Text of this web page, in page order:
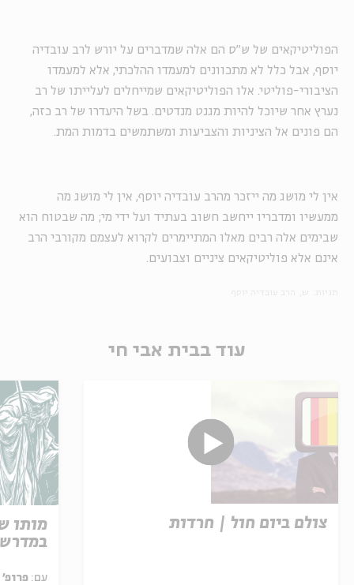
הפוליטיקאים של ש"ס הם אלה שמדברים על יורש לרב עובדיה
יוסף, אבל כלל לא מתכוונים למעמדו ההלכתי, אלא למעמדו
הציבורי-פוליטי. אלו הפוליטיקאים שמייחלים לעלייתו של רב
נערץ אחר שיוכל להיות מגנט מנדטים. בשל היעדרו של רב כזה,
הם פונים אל הציניות והצביעות ומשתמשים בדמות המת.
אין לי מושג מה ייזכר מהרב עובדיה יוסף, אין לי מושג מה
ממעשיו ומדבריו ייחשב חשוב בעתיד ועל ידי מי; מה שבטוח הוא
שבימים אלה רבים מאלו המתיימרים לקרוא לעצמם מקורבי הרב
אינם אלא פוליטיקאים ציניים וצבועים.
עוד בבית אבי חי
צולם ביום חול | חרדות
מותו
עם: פרופ' אביגדור שנאן